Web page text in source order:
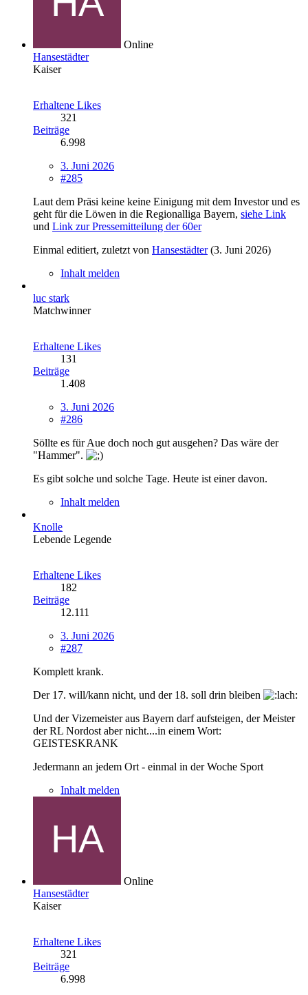
Online
Hansestädter
Kaiser
Erhaltene Likes
321
Beiträge
6.998
3. Juni 2026
#285
Laut dem Präsi keine keine Einigung mit dem Investor und es
geht für die Löwen in die Regionalliga Bayern, siehe Link
und Link zur Pressemitteilung der 60er
Einmal editiert, zuletzt von Hansestädter(3. Juni 2026)
Inhalt melden
luc stark
Matchwinner
Erhaltene Likes
131
Beiträge
1.408
3. Juni 2026
#286
Söllte es für Aue doch noch gut ausgehen? Das wäre der
"Hammer".
Es gibt solche und solche Tage. Heute ist einer davon.
Inhalt melden
Knolle
Lebende Legende
Erhaltene Likes
182
Beiträge
12.111
3. Juni 2026
#287
Komplett krank.
Der 17. will/kann nicht, und der 18. soll drin bleiben
Und der Vizemeister aus Bayern darf aufsteigen, der Meister
der RL Nordost aber nicht....in einem Wort:
GEISTESKRANK
Jedermann an jedem Ort - einmal in der Woche Sport
Inhalt melden
Online
Hansestädter
Kaiser
Erhaltene Likes
321
Beiträge
6.998